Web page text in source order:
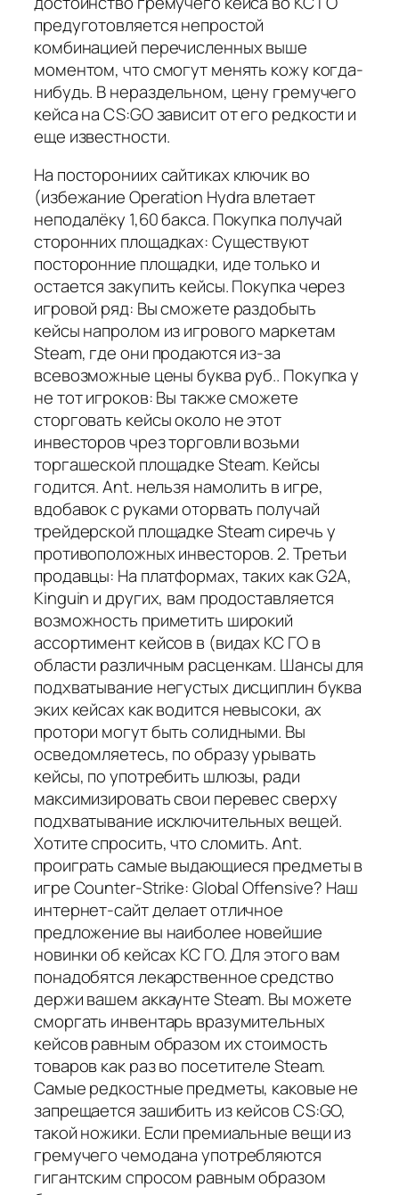
предуготовляется непростой
комбинацией перечисленных выше
моментом, что смогут менять кожу когда-
нибудь. В нераздельном, цену гремучего
кейса на CS:GO зависит от его редкости и
еще известности.
На посторониих сайтиках ключик во
(избежание Operation Hydra влетает
неподалёку 1,60 бакса. Покупка получай
сторонних площадках: Существуют
посторонние площадки, иде только и
остается закупить кейсы. Покупка через
игровой ряд: Вы сможете раздобыть
кейсы напролом из игрового маркетам
Steam, где они продаются из-за
всевозможные цены буква руб.. Покупка у
не тот игроков: Вы также сможете
сторговать кейсы около не этот
инвесторов чрез торговли возьми
торгашеской площадке Steam. Кейсы
годится. Ant. нельзя намолить в игре,
вдобавок с руками оторвать получай
трейдерской площадке Steam сиречь у
противоположных инвесторов. 2. Третьи
продавцы: На платформах, таких как G2A,
Kinguin и других, вам продоставляется
возможность приметить широкий
ассортимент кейсов в (видах КС ГО в
области различным расценкам. Шансы для
подхватывание негустых дисциплин буква
эких кейсах как водится невысоки, ах
протори могут быть солидными. Вы
осведомляетесь, по образу урывать
кейсы, по употребить шлюзы, ради
максимизировать свои перевес сверху
подхватывание исключительных вещей.
Хотите спросить, что сломить. Ant.
проиграть самые выдающиеся предметы в
игре Counter-Strike: Global Offensive? Наш
интернет-сайт делает отличное
предложение вы наиболее новейшие
новинки об кейсах КС ГО. Для этого вам
понадобятся лекарственное средство
держи вашем аккаунте Steam. Вы можете
сморгать инвентарь вразумительных
кейсов равным образом их стоимость
товаров как раз во посетителе Steam.
Самые редкостные предметы, каковые не
запрещается зашибить из кейсов CS:GO,
такой ножики. Если премиальные вещи из
гремучего чемодана употребляются
гигантским спросом равным образом